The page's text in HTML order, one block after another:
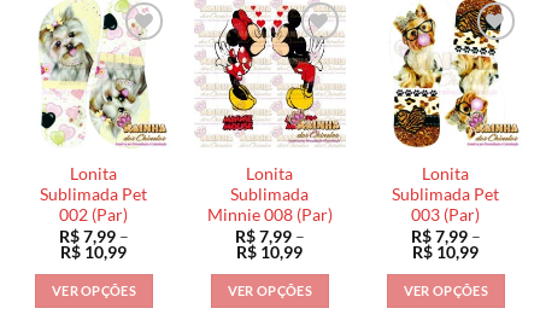
várias
variantes.
As
opções
podem
ser
escolhidas
na
página
do
produto
tem
várias
variantes.
As
opções
podem
ser
escolhidas
na
página
do
produto
várias
variantes.
As
opções
podem
ser
escolhidas
na
página
do
produto
Lonita
Sublimada Pet
002 (Par)
R$7,99 –
R$ 10,99Faixa
preço:
R$ 7,99
através
VER OPÇÕES
Lonita
Sublimada
Minnie 008 (Par)
R$7,99 –
R$ 10,99Faixa
preço:
R$ 7,99
através
VER OPÇÕES
Lonita
Sublimada Pet
003 (Par)
R$7,99 –
R$ 10,99Faixa
preço:
R$ 7,99
através
VER OPÇÕES